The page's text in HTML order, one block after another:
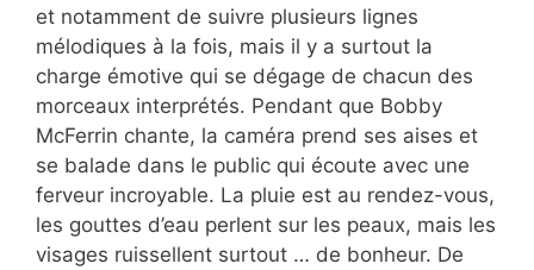
et notamment de suivre plusieurs lignes
mélodiques à la fois, mais il y a surtout la
charge émotive qui se dégage de chacun des
morceaux interprétés. Pendant que Bobby
McFerrin chante, la caméra prend ses aises et
se balade dans le public qui écoute avec une
ferveur incroyable. La pluie est au rendez-vous,
les gouttes d’eau perlent sur les peaux, mais les
visages ruissellent surtout … de bonheur. De